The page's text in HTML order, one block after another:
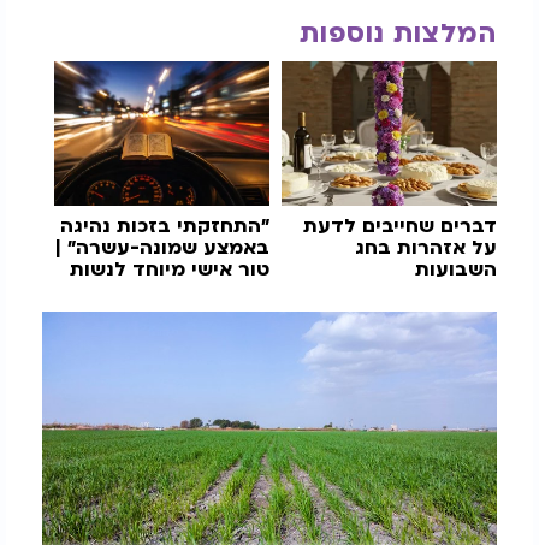
המלצות נוספות
דברים שחייבים לדעת
על אזהרות בחג
השבועות
"התחזקתי בזכות נהיגה
באמצע שמונה-עשרה" |
טור אישי מיוחד לנשות